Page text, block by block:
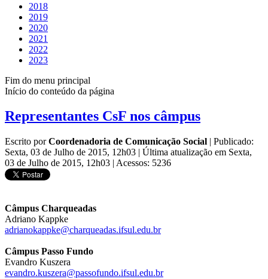
2018
2019
2020
2021
2022
2023
Fim do menu principal
Início do conteúdo da página
Representantes CsF nos câmpus
Escrito porCoordenadoria de Comunicação Social | Publicado:
Sexta, 03 de Julho de 2015, 12h03 | Última atualização em Sexta,
03 de Julho de 2015, 12h03 | Acessos: 5236
Câmpus Charqueadas
Adriano Kappke
adrianokappke@charqueadas.ifsul.edu.br
Câmpus Passo Fundo
Evandro Kuszera
evandro.kuszera@passofundo.ifsul.edu.br